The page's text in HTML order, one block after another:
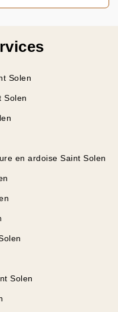
Solen
Solen
en ardoise Saint Solen
Solen